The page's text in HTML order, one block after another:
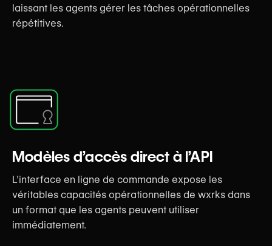
laissant les agents gérer les tâches opérationnelles
répétitives.
Modèles d’accès direct à l’API
L’interface en ligne de commande expose les
véritables capacités opérationnelles de wxrks dans
un format que les agents peuvent utiliser
immédiatement.